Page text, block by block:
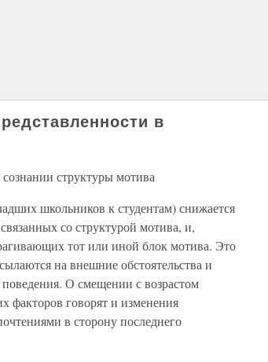
в
структуры мотива
школьников к студентам) снижается
со структурой мотива, и,
тот или иной блок мотива. Это
на внешние обстоятельства и
О смещении с возрастом
факторов говорят и изменения
в сторону последнего